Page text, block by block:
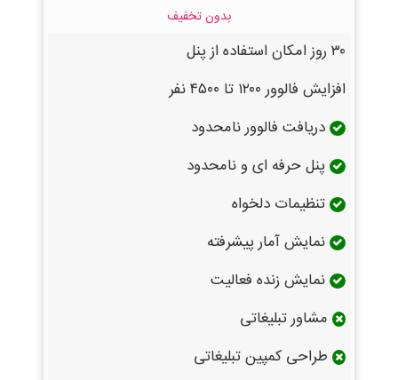
بدون تخفیف
۳۰ روز امکان استفاده از پنل
افزایش فالوور ۱۲۰۰ تا ۴۵۰۰ نفر
دریافت فالوور نامحدود
پنل حرفه ای و نامحدود
تنظیمات دلخواه
نمایش آمار پیشرفته
نمایش زنده فعالیت
مشاور تبلیغاتی
طراحی کمپین تبلیغاتی